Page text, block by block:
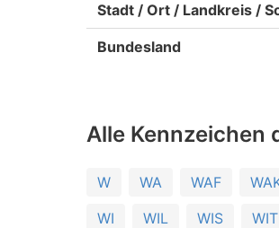
Stadt / Ort / Landkreis /
Bundesland
Alle Kennzeichen
W WA WAF
WI
WIL WIS WIT